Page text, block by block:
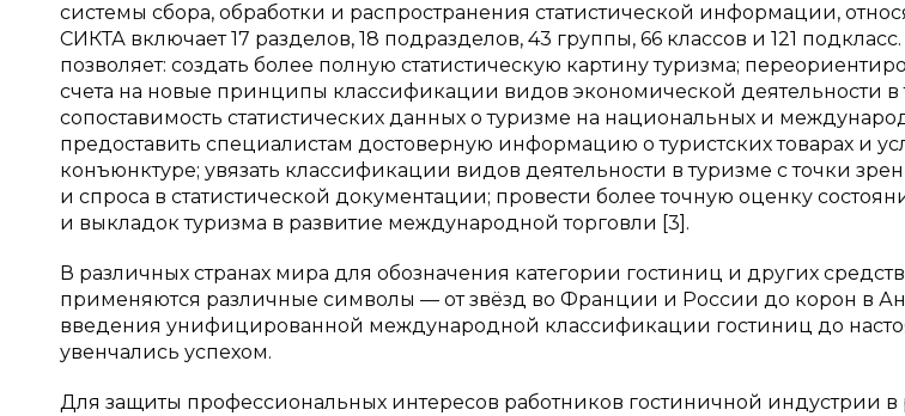
системы сбора, обработки и распространения статистической информации,
СИКТА включает 17 разделов, 18 подразделов, 43 группы, 66 классов и 121
позволяет: создать более полную статистическую картину туризма;
счета на новые принципы классификации видов экономической деятельности в
сопоставимость статистических данных о туризме на национальных и
предоставить специалистам достоверную информацию о туристских товарах и
конъюнктуре; увязать классификации видов деятельности в туризме с точки
и спроса в статистической документации; провести более точную оценку
и выкладок туризма в развитие международной торговли [3].
В различных странах мира для обозначения категории гостиниц и других
применяются различные символы — от звёзд во Франции и России до корон в
введения унифицированной международной классификации гостиниц до
увенчались успехом.
Для защиты профессиональных интересов работников гостиничной индустрии в